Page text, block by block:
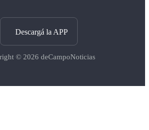
Descargá la APP
© 2026 deCampoNoticias